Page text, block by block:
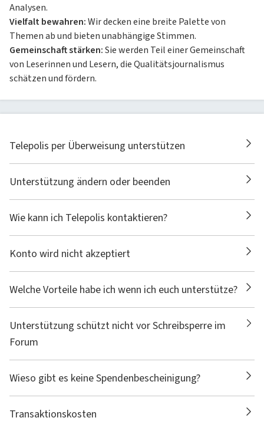
Analysen.
Vielfalt bewahren:Wir decken eine breite Palette von
Themen ab und bieten unabhängige Stimmen.
Gemeinschaft stärken:Sie werden Teil einer Gemeinschaft
von Leserinnen und Lesern, die Qualitätsjournalismus
schätzen und fördern.
Telepolis per Überweisung unterstützen
Unterstützung ändern oder beenden
Wie kann ich Telepolis kontaktieren?
Konto wird nicht akzeptiert
Welche Vorteile habe ich wenn ich euch unterstütze?
Unterstützung schützt nicht vor Schreibsperre im
Forum
Wieso gibt es keine Spendenbescheinigung?
Transaktionskosten